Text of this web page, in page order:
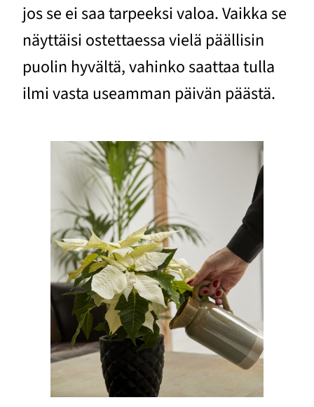
jos se ei saa tarpeeksi valoa. Vaikka se
näyttäisi ostettaessa vielä päällisin
puolin hyvältä, vahinko saattaa tulla
ilmi vasta useamman päivän päästä.